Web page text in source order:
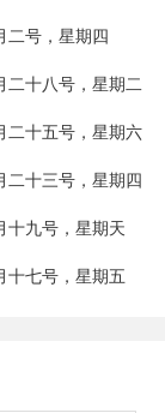
二号，星期四
二十八号，星期二
二十五号，星期六
二十三号，星期四
十九号，星期天
十七号，星期五